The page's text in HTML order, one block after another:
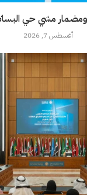
مشي حي
أغسطس 7, 2026